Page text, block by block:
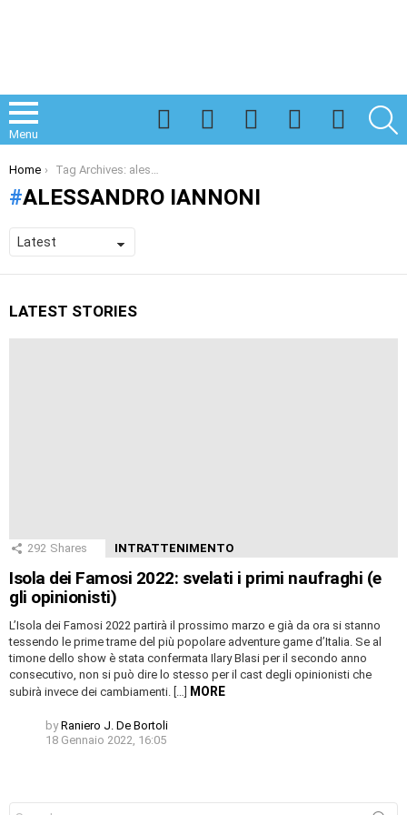
Menu
Facebook
Twitter
Instagram
Spotify
TikTok
You are here:
Home Tag Archives: alessandro iannoni
ALESSANDRO IANNONI
LATEST STORIES
292 Shares INTRATTENIMENTO
Isola dei Famosi 2022: svelati i primi naufraghi (e
gli opinionisti)
L’Isola dei Famosi 2022 partirà il prossimo marzo e già da ora si stanno
tessendo le prime trame del più popolare adventure game d’Italia. Se al
timone dello show è stata confermata Ilary Blasi per il secondo anno
consecutivo, non si può dire lo stesso per il cast degli opinionisti che
subirà invece dei cambiamenti. […]
MORE
by Raniero J. De Bortoli
18 Gennaio 2022, 16:05